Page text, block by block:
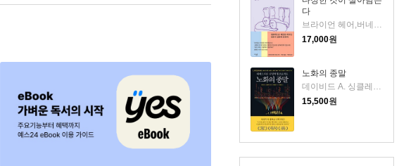
다
17,000원
노화의 종말
데이비드 A. 싱클레어,매슈 D. 러플랜트 공저/이한음 역
15,500원